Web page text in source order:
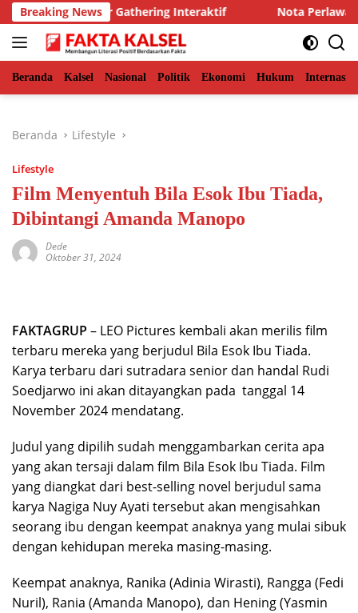
Langsung
ke
konten
Breaking NewsGelar Gathering Interaktif Nota Perlawanan
Beranda Kalsel Nasional Politik Ekonomi Hukum
Beranda Lifestyle
Lifestyle
Film Menyentuh Bila Esok Ibu Tiada,
Dibintangi Amanda Manopo
Dede
Oktober 31, 2024
FAKTAGRUP – LEO Pictures kembali akan merilis film
terbaru mereka yang berjudul Bila Esok Ibu Tiada.
Karya terbaru dari sutradara senior dan handal Rudi
Soedjarwo ini akan ditayangkan pada tanggal 14
November 2024 mendatang.
Judul yang dipilih sudah menggambarkan cerita apa
yang akan tersaji dalam film Bila Esok Ibu Tiada. Film
yang diangkat dari best-selling novel berjudul sama
karya Nagiga Nuy Ayati tersebut akan mengisahkan
seorang ibu dengan keempat anaknya yang mulai sibuk
dengan kehidupan mereka masing-masing.
Keempat anaknya, Ranika (Adinia Wirasti), Rangga (Fedi
Nuril), Rania (Amanda Manopo), dan Hening (Yasmin